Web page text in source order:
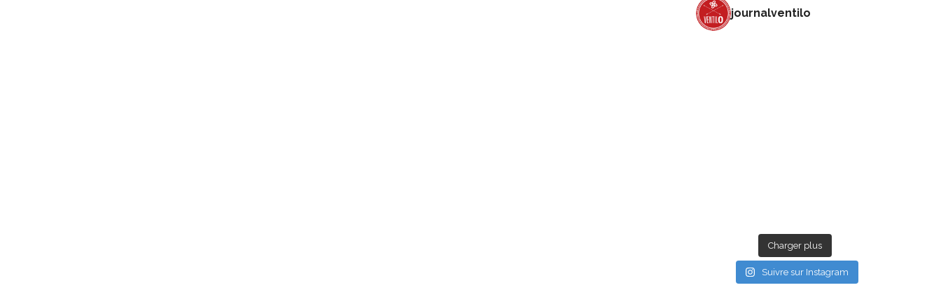
journalventilo
Charger plus
Suivre sur Instagram